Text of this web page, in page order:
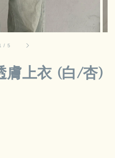
/ 5
膚上衣 (白/杏)